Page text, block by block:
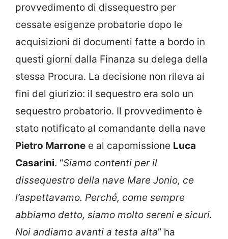
provvedimento di dissequestro per
cessate esigenze probatorie dopo le
acquisizioni di documenti fatte a bordo in
questi giorni dalla Finanza su delega della
stessa Procura. La decisione non rileva ai
fini del giurizio: il sequestro era solo un
sequestro probatorio. Il provvedimento è
stato notificato al comandante della nave
Pietro Marrone e al capomissione Luca
Casarini. “Siamo contenti per il
dissequestro della nave Mare Jonio, ce
l’aspettavamo. Perché, come sempre
abbiamo detto, siamo molto sereni e sicuri.
Noi andiamo avanti a testa alta” ha